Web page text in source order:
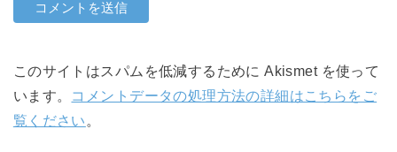
このサイトはスパムを低減するために Akismet を使って
います。 コメントデータの処理方法の詳細はこちらをご
覧ください 。